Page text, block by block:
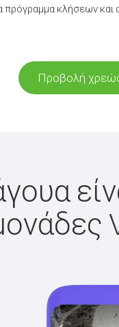
κλήσεων και
Προβολή